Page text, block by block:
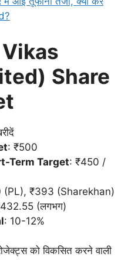
Vikas
Share
: ₹500
Term Target: ₹450 /
(PL), ₹393 (Sharekhan)
(लगभग)
: 10-12%
को विकसित करने वाली